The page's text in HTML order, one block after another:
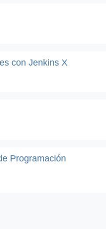
con Jenkins X
Programación